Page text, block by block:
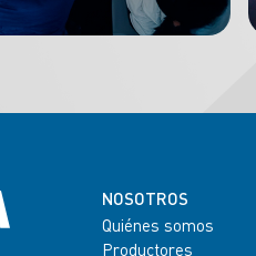
NOSOTROS
Quiénes somos
Productores